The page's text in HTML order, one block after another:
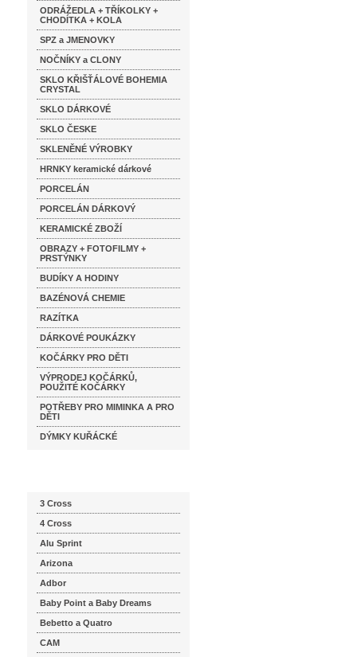
ODRÁŽEDLA + TŘÍKOLKY +
CHODÍTKA + KOLA
SPZ a JMENOVKY
NOČNÍKY a CLONY
SKLO KŘIŠŤÁLOVÉ BOHEMIA
CRYSTAL
SKLO DÁRKOVÉ
SKLO ČESKE
SKLENĚNÉ VÝROBKY
HRNKY keramické dárkové
PORCELÁN
PORCELÁN DÁRKOVÝ
KERAMICKÉ ZBOŽÍ
OBRAZY + FOTOFILMY +
PRSTÝNKY
BUDÍKY A HODINY
BAZÉNOVÁ CHEMIE
RAZÍTKA
DÁRKOVÉ POUKÁZKY
KOČÁRKY PRO DĚTI
VÝPRODEJ KOČÁRKŮ,
POUŽITÉ KOČÁRKY
POTŘEBY PRO MIMINKA A PRO
DĚTI
DÝMKY KUŘÁCKÉ
3 Cross
4 Cross
Alu Sprint
Arizona
Adbor
Baby Point a Baby Dreams
Bebetto a Quatro
CAM